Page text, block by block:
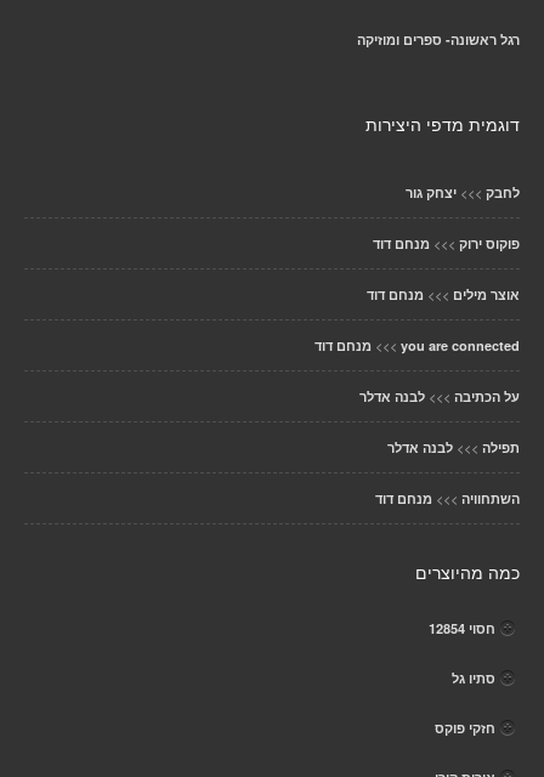
רגל ראשונה- ספרים ומוזיקה
דוגמית מדפי היצירות
לחבק >>> יצחק גור
פוקוס ירוק >>> מנחם דוד
אוצר מילים >>> מנחם דוד
you are connected
>>> מנחם דוד
על הכתיבה >>> לבנה אדלר
תפילה >>> לבנה אדלר
השתחוויה >>> מנחם דוד
כמה מהיוצרים
חסוי 12854
סתיו גל
חזקי פוקס